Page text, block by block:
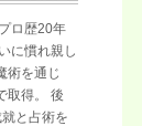
ロ歴20年
に慣れ親し
術を通じ
取得。 後
と占術を